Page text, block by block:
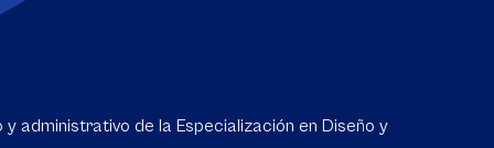
administrativo de la Especialización en Diseño y